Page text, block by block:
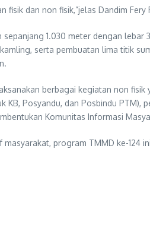
fisik dan non fisik,”jelas Dandim Fery
1.030 meter dengan
serta pembuatan lima titik
berbagai kegiatan non
Posyandu, dan Posbindu PTM),
Komunitas Informasi
program TMMD ke-124